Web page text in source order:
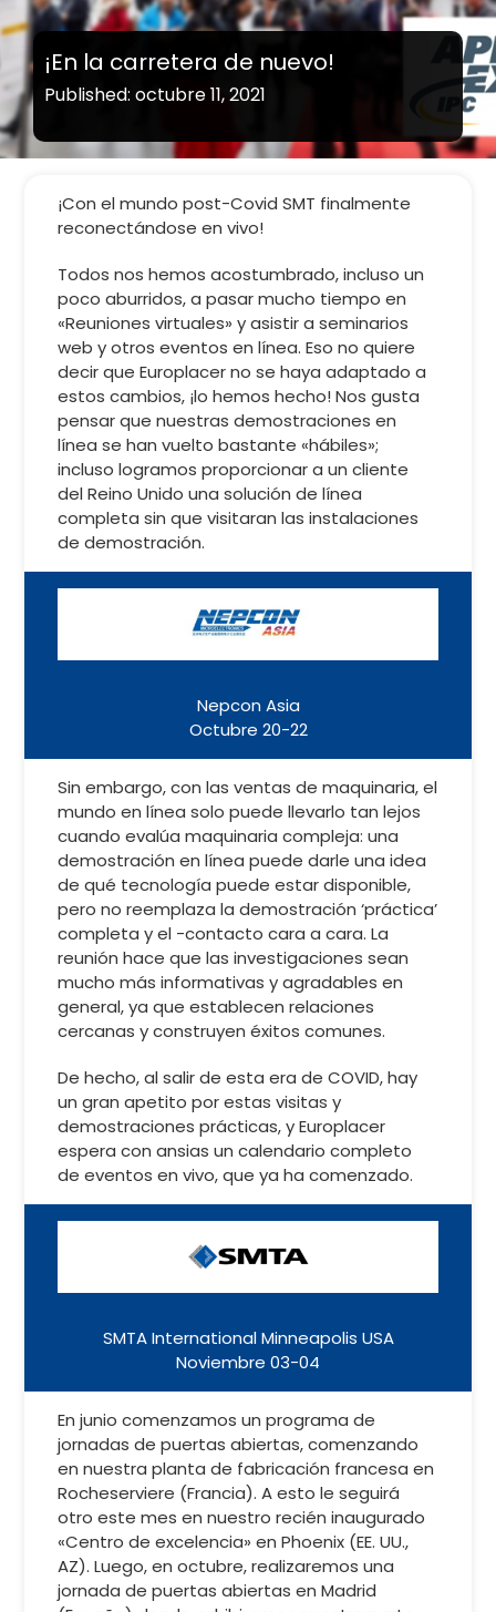
¡En la carretera de nuevo!
Published: octubre 11, 2021
¡Con el mundo post-Covid SMT finalmente
reconectándose en vivo!
Todos nos hemos acostumbrado, incluso un
poco aburridos, a pasar mucho tiempo en
«Reuniones virtuales» y asistir a seminarios
web y otros eventos en línea. Eso no quiere
decir que Europlacer no se haya adaptado a
estos cambios, ¡lo hemos hecho! Nos gusta
pensar que nuestras demostraciones en
línea se han vuelto bastante «hábiles»;
incluso logramos proporcionar a un cliente
del Reino Unido una solución de línea
completa sin que visitaran las instalaciones
de demostración.
Nepcon Asia
Octubre 20-22
Sin embargo, con las ventas de maquinaria, el
mundo en línea solo puede llevarlo tan lejos
cuando evalúa maquinaria compleja: una
demostración en línea puede darle una idea
de qué tecnología puede estar disponible,
pero no reemplaza la demostración ‘práctica’
completa y el -contacto cara a cara. La
reunión hace que las investigaciones sean
mucho más informativas y agradables en
general, ya que establecen relaciones
cercanas y construyen éxitos comunes.
De hecho, al salir de esta era de COVID, hay
un gran apetito por estas visitas y
demostraciones prácticas, y Europlacer
espera con ansias un calendario completo
de eventos en vivo, que ya ha comenzado.
SMTA International Minneapolis USA
Noviembre 03-04
En junio comenzamos un programa de
jornadas de puertas abiertas, comenzando
en nuestra planta de fabricación francesa en
Rocheserviere (Francia). A esto le seguirá
otro este mes en nuestro recién inaugurado
«Centro de excelencia» en Phoenix (EE. UU.,
AZ). Luego, en octubre, realizaremos una
jornada de puertas abiertas en Madrid